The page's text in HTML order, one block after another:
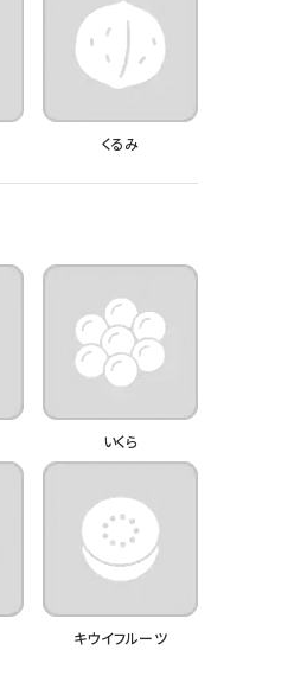
くるみ
いくら
キウイフルーツ